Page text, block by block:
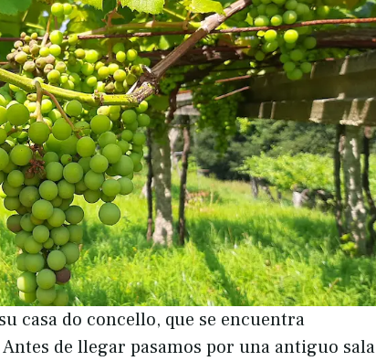
casa do concello, que se encuentra
de llegar pasamos por una antiguo sala